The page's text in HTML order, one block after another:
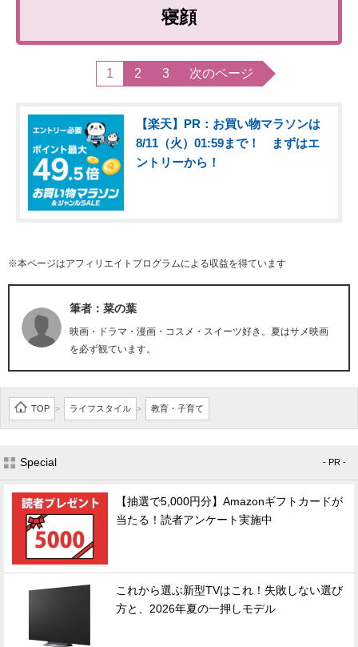
寝顔
1 2 3 次のページ
【楽天】PR：お買い物マラソンは
8/11（火）01:59まで！ まずはエ
ントリーから！
※本ページはアフィリエイトプログラムによる収益を得ています
筆者：菜の葉
映画・ドラマ・漫画・コスメ・スイーツ好き。夏はサメ映画
を必ず観ています。
TOP > ライフスタイル > 教育・子育て
Special - PR -
【抽選で5,000円分】Amazonギフトカードが
当たる！読者アンケート実施中
これから選ぶ新型TVはこれ！失敗しない選び
方と、2026年夏の一押しモデル